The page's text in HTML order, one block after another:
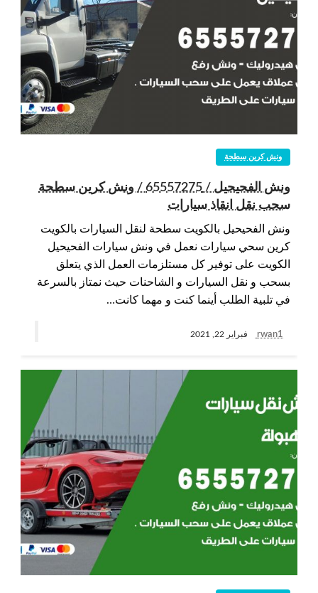
ونش كرين سطحة
ونش الفحيحيل / 65557275 / ونش كرين سطحة
سحب نقل انقاذ سيارات
ونش الفحيحيل بالكويت سطحة لنقل السيارات بالكويت
كرين سحي سيارات نعمل في ونش سيارات الفحيحيل
الكويت على توفير كل مستلزمات العمل الذي يتعلق
بسحب و نقل السيارات و الشاحنات حيث نمتاز بالسرعة
في تلبية الطلب أينما كنت و مهما كانت…
rwan1 فبراير 22, 2021